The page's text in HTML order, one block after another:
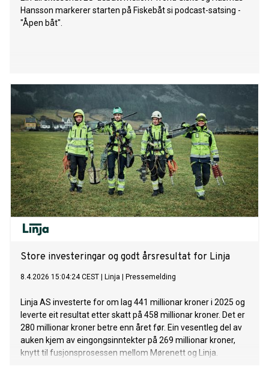
Hansson markerer starten på Fiskebåt si podcast-satsing -
"Åpen båt".
Store investeringar og godt årsresultat for Linja
8.4.2026 15:04:24 CEST Linja Pressemelding
Linja AS investerte for om lag 441 millionar kroner i 2025 og
leverte eit resultat etter skatt på 458 millionar kroner. Det er
280 millionar kroner betre enn året før. Ein vesentleg del av
auken kjem av eingongsinntekter på 269 millionar kroner,
knytt til fusjonsprosessen mellom Mørenett og Linja.